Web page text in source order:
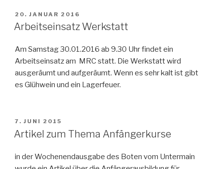
VERÖFFENTLICHT
AM
20. JANUAR 2016
Arbeitseinsatz Werkstatt
Am Samstag 30.01.2016 ab 9.30 Uhr findet ein
Arbeitseinsatz am MRC statt. Die Werkstatt wird
ausgeräumt und aufgeräumt. Wenn es sehr kalt ist gibt
es Glühwein und ein Lagerfeuer.
VERÖFFENTLICHT
AM
7. JUNI 2015
Artikel zum Thema Anfängerkurse
in der Wochenendausgabe des Boten vom Untermain